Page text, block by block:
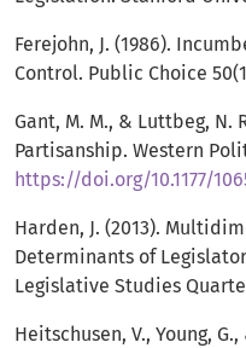
Ferejohn, J. (1986).
Control. Public Choice
Gant, M. M., & Luttbeg, N.
Partisanship. Western
https://doi.org/10.1177/
Harden, J. (2013).
Determinants of
Legislative Studies
Heitschusen, V., Young,